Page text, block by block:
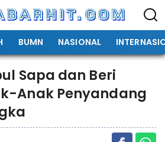
BUMN NASIONAL
Sapa dan Beri
Anak Penyandang